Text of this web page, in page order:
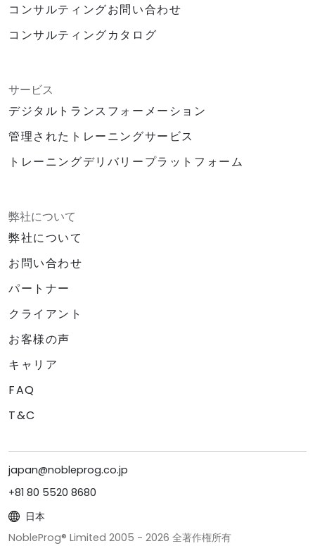
コンサルティングお問い合わせ
コンサルティングカタログ
サービス
デジタルトランスフォーメーション
管理されたトレーニングサービス
トレーニングデリバリープラットフォーム
弊社について
弊社について
お問い合わせ
パートナー
クライアント
お客様の声
キャリア
FAQ
T&C
japan@nobleprog.co.jp
+81 80 5520 8680
日本
NobleProg® Limited 2005 - 2026 全著作権所有